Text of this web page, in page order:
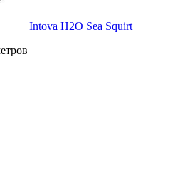
Intova H2O Sea Squirt